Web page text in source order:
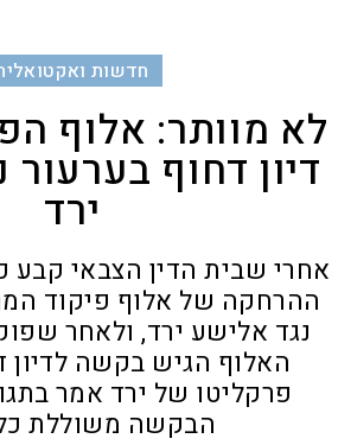
חדשות
לא מוותר: אלוף
דיון דחוף
ירד
אחרי שבית הדין הצבאי קבע
ההרחקה של אלוף פיקוד
נגד אלישע ירד, ולאחר
האלוף הגיש בקשה לדיון
פרקליטו של ירד אמר
הבקשה משוללת